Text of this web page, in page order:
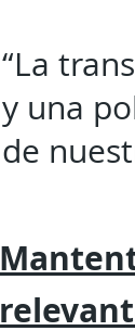
“La
y una
de